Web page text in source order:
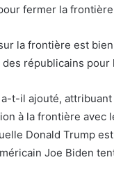
fermer la
la frontière est
républicains
t-il ajouté,
à la frontière
Donald Trump
Joe Biden